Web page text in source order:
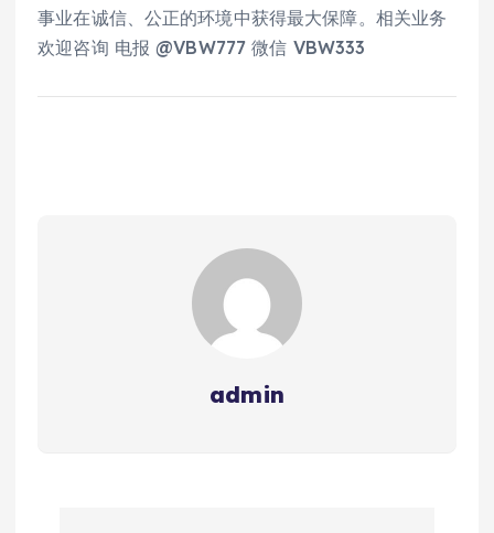
事业在诚信、公正的环境中获得最大保障。相关业务
欢迎咨询 电报 @VBW777 微信 VBW333
admin